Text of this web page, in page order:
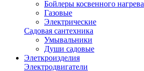
Бойлеры косвенного нагрева
Газовые
Электрические
Садовая сантехника
Умывальники
Души садовые
Элеткроизделия
Электродвигатели